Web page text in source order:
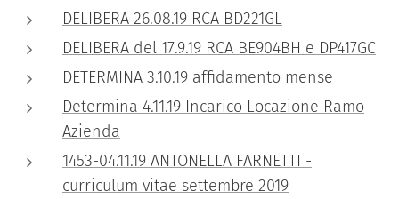
DELIBERA 26.08.19 RCA BD221GL
DELIBERA del 17.9.19 RCA BE904BH e DP417GC
DETERMINA 3.10.19 affidamento mense
Determina 4.11.19 Incarico Locazione Ramo
Azienda
1453-04.11.19 ANTONELLA FARNETTI -
curriculum vitae settembre 2019